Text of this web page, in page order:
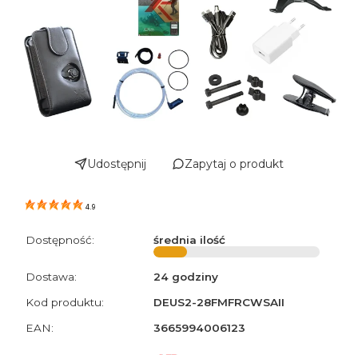
Udostępnij Zapytaj o produkt
4.9
Dostępność: średnia ilość
Dostawa:
24 godziny
Kod produktu:
DEUS2-28FMFRCWSAII
EAN:
3665994006123